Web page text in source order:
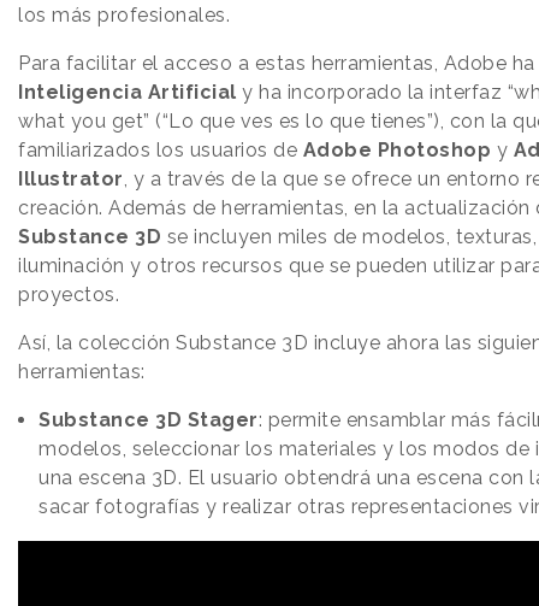
los más profesionales.
Para facilitar el acceso a estas herramientas, Adobe
Inteligencia Artificial y ha incorporado la interfaz
what you get” (“Lo que ves es lo que tienes”), con la
familiarizados los usuarios de Adobe Photoshop y
Illustrator, y a través de la que se ofrece un entorno
creación. Además de herramientas, en la
Substance 3D se incluyen miles de modelos,
iluminación y otros recursos que se pueden utilizar
proyectos.
Así, la colección Substance 3D incluye ahora las
herramientas:
Substance 3D Stager: permite ensamblar más
modelos, seleccionar los materiales y los modos de
una escena 3D. El usuario obtendrá una escena con
sacar fotografías y realizar otras representaciones